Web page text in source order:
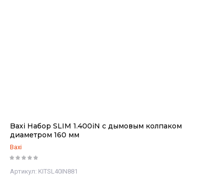
Baxi Набор SLIM 1.400iN с дымовым колпаком
диаметром 160 мм
Baxi
Артикул: KITSL40IN881